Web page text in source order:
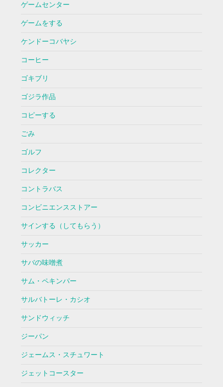
ゲームセンター
ゲームをする
ケンドーコバヤシ
コーヒー
ゴキブリ
ゴジラ作品
コピーする
ごみ
ゴルフ
コレクター
コントラバス
コンビニエンスストアー
サインする（してもらう）
サッカー
サバの味噌煮
サム・ペキンパー
サルバトーレ・カシオ
サンドウィッチ
ジーパン
ジェームス・スチュワート
ジェットコースター